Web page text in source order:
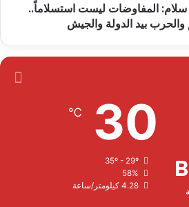
المفاوضات ليست استسلاماً..
والحرب بيد الدولة والجيش
30
℃
35º - 29º
58%
4.28 كيلومتر/ساعة